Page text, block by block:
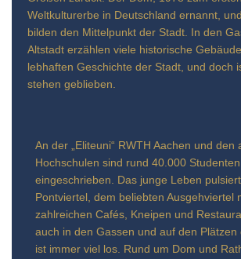
Weltkulturerbe in Deutschland ernannt,
bilden den Mittelpunkt der Stadt. In den
Altstadt erzählen viele historische
lebhaften Geschichte der Stadt, und doch
stehen geblieben.
An der „Eliteuni“ RWTH Aachen und den
Hochschulen sind rund 40.000 Studenten
eingeschrieben. Das junge Leben
Pontviertel, dem beliebten Ausgehviertel
zahlreichen Cafés, Kneipen und
auch in den Gassen und auf den Plätzen
ist immer viel los. Rund um Dom und